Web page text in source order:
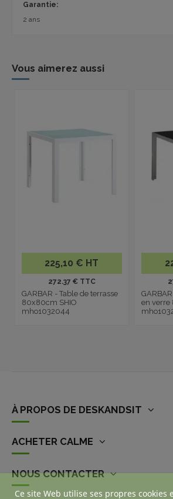
Garantie:
2 ans
Vous aimerez aussi
225,10 € HT
272.37 € TTC
GARBAR - Table de terrasse
80x80cm SHIO
mho1032044
en verre
À PROPOS DE DESKANDSIT
ACHETER CALME
NOUS CONTACTER
Ce site Web utilise ses propres cookies